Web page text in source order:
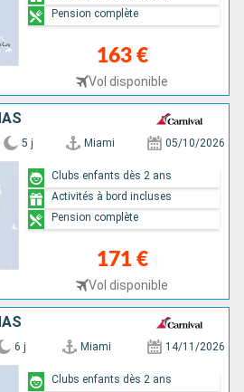
163 €
Vol disponible
Pension complète
5 j Miami 05/10/2026
171 €
Vol disponible
Clubs enfants dès 2 ans
Activités à bord incluses
Pension complète
6 j Miami 14/11/2026
Clubs enfants dès 2 ans